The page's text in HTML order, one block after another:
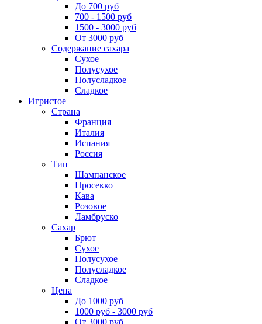
До 700 руб
700 - 1500 руб
1500 - 3000 руб
От 3000 руб
Содержание сахара
Сухое
Полусухое
Полусладкое
Сладкое
Игристое
Страна
Франция
Италия
Испания
Россия
Тип
Шампанское
Просекко
Кава
Розовое
Ламбруско
Сахар
Брют
Сухое
Полусухое
Полусладкое
Сладкое
Цена
До 1000 руб
1000 руб - 3000 руб
От 3000 руб